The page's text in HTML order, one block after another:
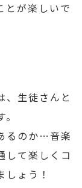
とが楽しいで
、生徒さんと
るのか…音楽
して楽しくコ
ょう！